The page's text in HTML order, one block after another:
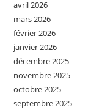
avril 2026
mars 2026
février 2026
janvier 2026
décembre 2025
novembre 2025
octobre 2025
septembre 2025